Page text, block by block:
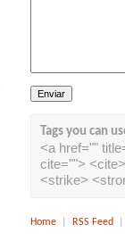
Tags you can
<a href=""
cite="">
<strike>
Home RSS Feed